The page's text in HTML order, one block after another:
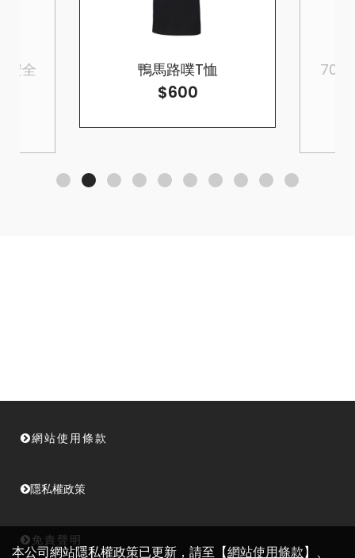
安全 鴨馬路噗T恤
$600
70
本公司網站隱私權政策已更新，請至【網站使用條款】、
網站使用條款
隱私權政策
免責聲明